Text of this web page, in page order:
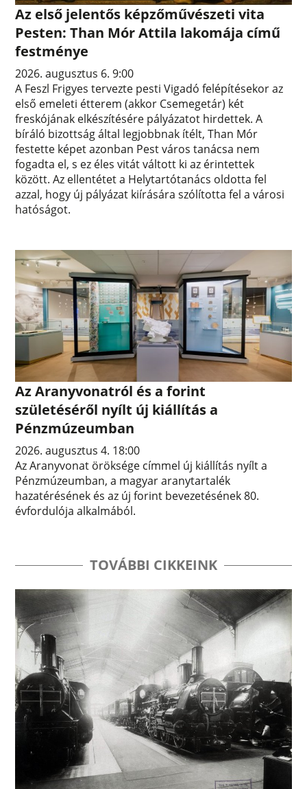
Az első jelentős képzőművészeti vita
Pesten: Than Mór Attila lakomája című
festménye
2026. augusztus 6. 9:00
A Feszl Frigyes tervezte pesti Vigadó felépítésekor az
első emeleti étterem (akkor Csemegetár) két
freskójának elkészítésére pályázatot hirdettek. A
bíráló bizottság által legjobbnak ítélt, Than Mór
festette képet azonban Pest város tanácsa nem
fogadta el, s ez éles vitát váltott ki az érintettek
között. Az ellentétet a Helytartótanács oldotta fel
azzal, hogy új pályázat kiírására szólította fel a városi
hatóságot.
Az Aranyvonatról és a forint
születéséről nyílt új kiállítás a
Pénzmúzeumban
2026. augusztus 4. 18:00
Az Aranyvonat öröksége címmel új kiállítás nyílt a
Pénzmúzeumban, a magyar aranytartalék
hazatérésének és az új forint bevezetésének 80.
évfordulója alkalmából.
TOVÁBBI CIKKEINK